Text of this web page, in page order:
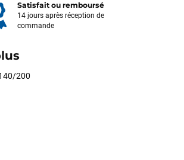
Satisfait ou remboursé
14 jours après réception de
commande
200